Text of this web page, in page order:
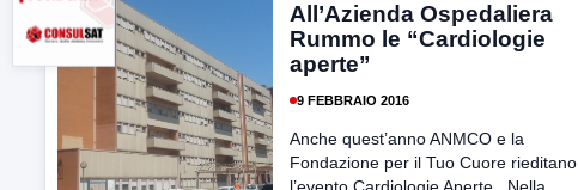
All’Azienda Ospedaliera
Rummo le “Cardiologie
aperte”
9 FEBBRAIO 2016
Anche quest’anno ANMCO e la
Fondazione per il Tuo Cuore rieditano